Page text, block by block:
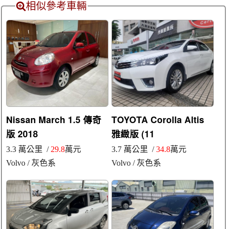
相似參考車輛
Nissan March 1.5 傳奇
版 2018
3.3 萬公里 / 29.8萬元
Volvo / 灰色系
TOYOTA Corolla Altis
雅緻版 (11
3.7 萬公里 /34.8萬元
Volvo/ 灰色系